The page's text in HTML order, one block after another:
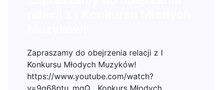
Zapraszamy do obejrzenia relacji z I
Konkursu Młodych Muzyków!
https://www.youtube.com/watch?
v=9g68ptu_mgQ Konkurs Młodych